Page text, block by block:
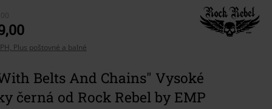
Plus poštovné a balné
Belts And Chains" Vysoké
černá od Rock Rebel by EMP